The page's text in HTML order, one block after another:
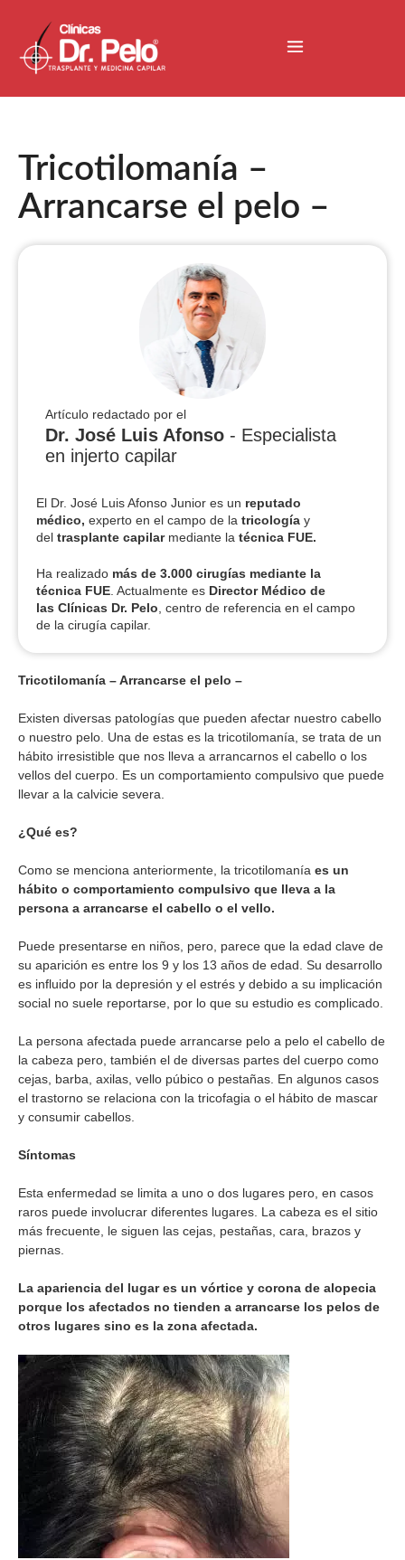
Tricotilomanía –
Arrancarse el pelo –
Artículo redactado por el
Dr. José Luis Afonso - Especialista
en injerto capilar
El Dr. José Luis Afonso Junior es un reputado
médico, experto en el campo de la tricología y
del trasplante capilar mediante la técnica FUE.
Ha realizado más de 3.000 cirugías mediante la
técnica FUE . Actualmente es Director Médico de
las Clínicas Dr. Pelo , centro de referencia en el campo
de la cirugía capilar.
Tricotilomanía – Arrancarse el pelo –
Existen diversas patologías que pueden afectar nuestro cabello
o nuestro pelo. Una de estas es la tricotilomanía, se trata de un
hábito irresistible que nos lleva a arrancarnos el cabello o los
vellos del cuerpo. Es un comportamiento compulsivo que puede
llevar a la calvicie severa.
¿Qué es?
Como se menciona anteriormente, la tricotilomanía es un
hábito o comportamiento compulsivo que lleva a la
persona a arrancarse el cabello o el vello.
Puede presentarse en niños, pero, parece que la edad clave de
su aparición es entre los 9 y los 13 años de edad. Su desarrollo
es influido por la depresión y el estrés y debido a su implicación
social no suele reportarse, por lo que su estudio es complicado.
La persona afectada puede arrancarse pelo a pelo el cabello de
la cabeza pero, también el de diversas partes del cuerpo como
cejas, barba, axilas, vello púbico o pestañas. En algunos casos
el trastorno se relaciona con la tricofagia o el hábito de mascar
y consumir cabellos.
Síntomas
Esta enfermedad se limita a uno o dos lugares pero, en casos
raros puede involucrar diferentes lugares. La cabeza es el sitio
más frecuente, le siguen las cejas, pestañas, cara, brazos y
piernas.
La apariencia del lugar es un vórtice y corona de alopecia
porque los afectados no tienden a arrancarse los pelos de
otros lugares sino es la zona afectada.